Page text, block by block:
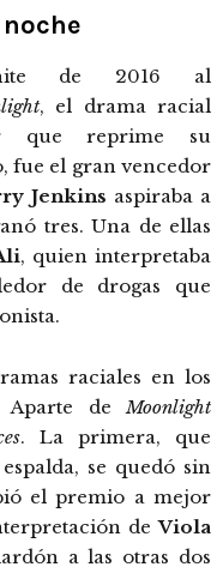
de 2016 al
, el drama racial
que reprime su
fue el gran vencedor
Jenkins aspiraba a
tres. Una de ellas
, quien interpretaba
de drogas que
raciales en los
Aparte de Moonlight
. La primera, que
se quedó sin
el premio a mejor
deViola
a las otras dos